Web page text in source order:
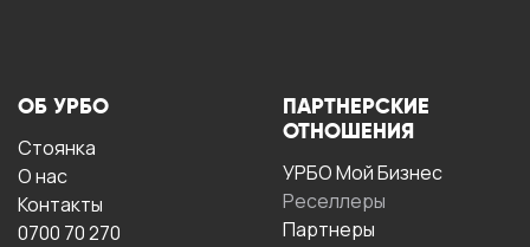
ОБ УРБО
Стоянка
О нас
Контакты
0700 70 270
ПАРТНЕРСКИЕ
ОТНОШЕНИЯ
УРБО Мой Бизнес
Реселлеры
Партнеры